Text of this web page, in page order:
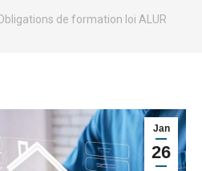
de formation loi ALUR
Jan
26